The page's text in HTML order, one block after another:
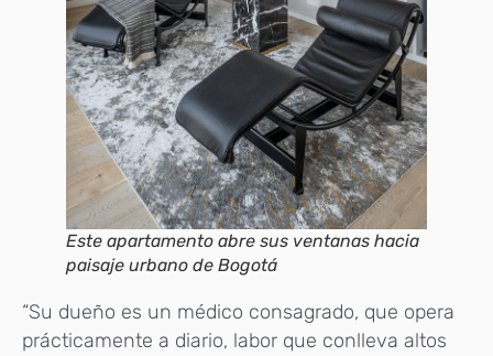
Este apartamento abre sus ventanas hacia
paisaje urbano de Bogotá
“Su dueño es un médico consagrado, que opera
prácticamente a diario, labor que conlleva altos